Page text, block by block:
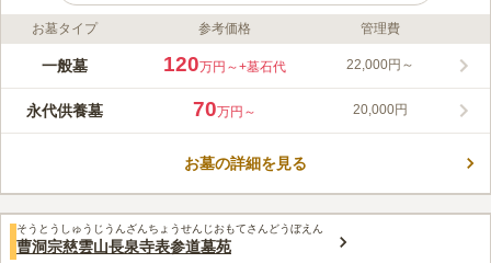
ライフドット編集部のコメント
1650年に創建された臨済宗の寺院です。 「渋谷駅」「恵比寿
す。 都心の駅の近くにありながら、驚くほど静かな場所にあり
ます。 國學院大學、実践女子、青山学院初等部、東京女学館や
この霊園はまだ誰からも評価されていません。
お墓タイプ 参考価格 管理費
一般墓 120万円～+墓石代 22,000円～
永代供養墓 70万円～ 20,000円
お墓の詳細を見る
そうとうしゅうじうんざんちょうせんじおもてさんどうぼえん
曹洞宗慈雲山長泉寺表参道墓苑